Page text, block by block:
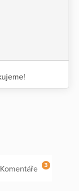
Komentáře 3